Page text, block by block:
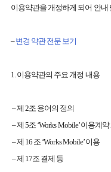
이용약관을 개정하게 되어 안내
–변경 약관 전문 보기
1. 이용약관의 주요 개정 내용
– 제 2조 용어의 정의
– 제 5조 ‘Works Mobile’ 이용계
– 제 16 조 ‘Works Mobile’ 이용
– 제 17조 결제 등